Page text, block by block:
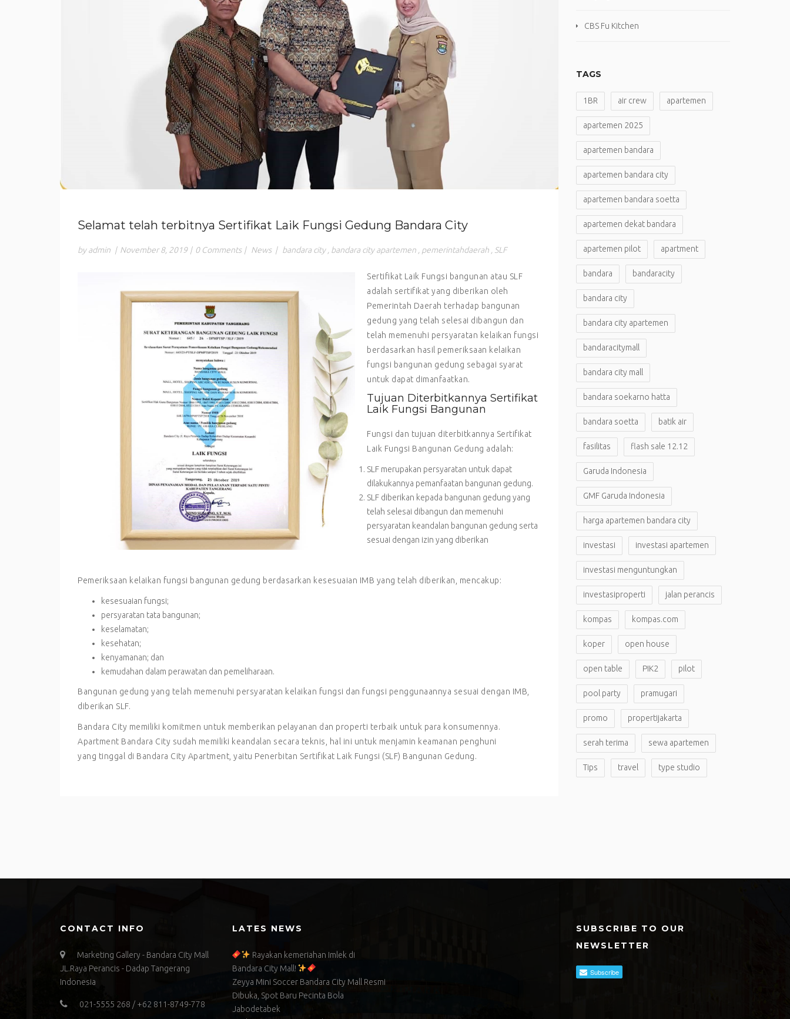
Selamat telah terbitnya Sertifikat Laik Fungsi Gedung Bandara City
by admin | November 8, 2019 | 0 Comments | News | bandara city bandara city apartemen pemerintahdaerah SLF
Sertifikat Laik Fungsi bangunan atau SLF
adalah sertifikat yang diberikan oleh
Pemerintah Daerah terhadap bangunan
gedung yang telah selesai dibangun dan
telah memenuhi persyaratan kelaikan fungsi
berdasarkan hasil pemeriksaan kelaikan
fungsi bangunan gedung sebagai syarat
untuk dapat dimanfaatkan.
Tujuan Diterbitkannya Sertifikat
Laik Fungsi Bangunan
Fungsi dan tujuan diterbitkannya Sertifikat
Laik Fungsi Bangunan Gedung adalah:
SLF merupakan persyaratan untuk dapat
dilakukannya pemanfaatan bangunan gedung.
SLF diberikan kepada bangunan gedung yang
telah selesai dibangun dan memenuhi
persyaratan keandalan bangunan gedung serta
sesuai dengan izin yang diberikan
Pemeriksaan kelaikan fungsi bangunan gedung berdasarkan kesesuaian IMB yang telah diberikan, mencakup:
kesesuaian fungsi;
persyaratan tata bangunan;
keselamatan;
kesehatan;
kenyamanan; dan
kemudahan dalam perawatan dan pemeliharaan.
Bangunan gedung yang telah memenuhi persyaratan kelaikan fungsi dan fungsi penggunaannya sesuai dengan IMB,
diberikan SLF.
Bandara City memiliki komitmen untuk memberikan pelayanan dan properti terbaik untuk para konsumennya.
Apartment Bandara City sudah memiliki keandalan secara teknis, hal ini untuk menjamin keamanan penghuni
yang tinggal di Bandara City Apartment, yaitu Penerbitan Sertifikat Laik Fungsi (SLF) Bangunan Gedung.
CBS Fu Kitchen
TAGS
1BR air crew apartemen
apartemen 2025
apartemen bandara
apartemen bandara city
apartemen bandara soetta
apartemen dekat bandara
apartemen pilot apartment
bandara bandaracity
bandara city
bandara city apartemen
bandaracitymall
bandara city mall
bandara soekarno hatta
bandara soetta batik air
fasilitas flash sale 12.12
Garuda Indonesia
GMF Garuda Indonesia
harga apartemen bandara city
investasi investasi apartemen
investasi menguntungkan
investasiproperti jalan perancis
kompas kompas.com
koper open house
open table PIK2 pilot
pool party pramugari
promo propertijakarta
serah terima sewa apartemen
Tips travel type studio
CONTACT INFO
Marketing Gallery - Bandara City Mall
JL.Raya Perancis - Dadap Tangerang
Indonesia
021-5555 268 / +62 811-8749-778
LATES NEWS
Rayakan kemeriahan Imlek di
Bandara City Mall!
Zeyya Mini Soccer Bandara City Mall Resmi
Dibuka, Spot Baru Pecinta Bola
Jabodetabek
SUBSCRIBE TO OUR
NEWSLETTER